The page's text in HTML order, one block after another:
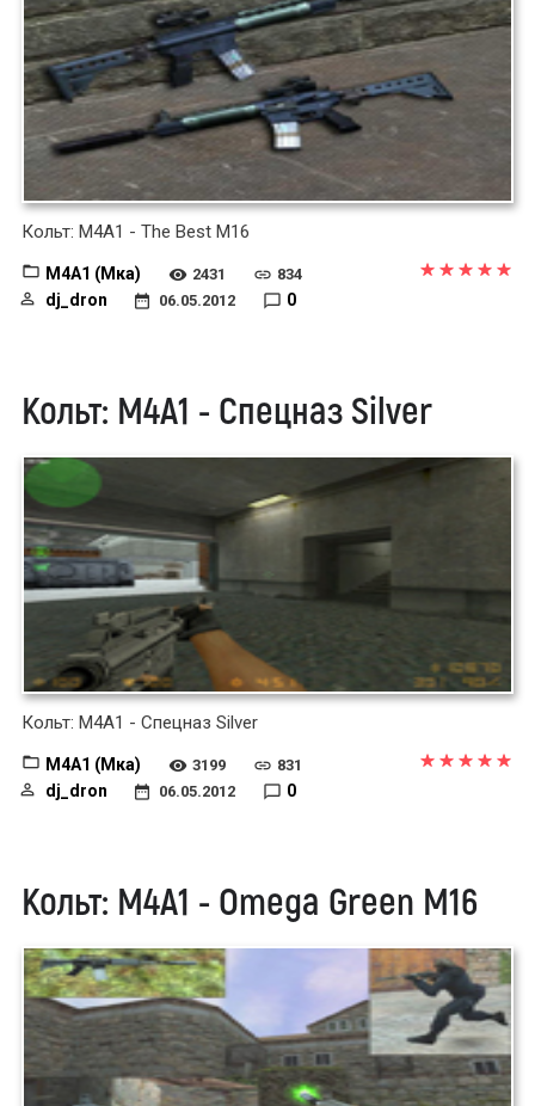
Кольт: M4A1 - The Best M16
M4A1 (Мка) 2431 834
dj_dron 06.05.2012 0
Кольт: М4А1 - Спецназ Silver
Кольт: М4А1 - Спецназ Silver
M4A1 (Мка) 3199 831
dj_dron 06.05.2012 0
Кольт: M4A1 - Omega Green M16